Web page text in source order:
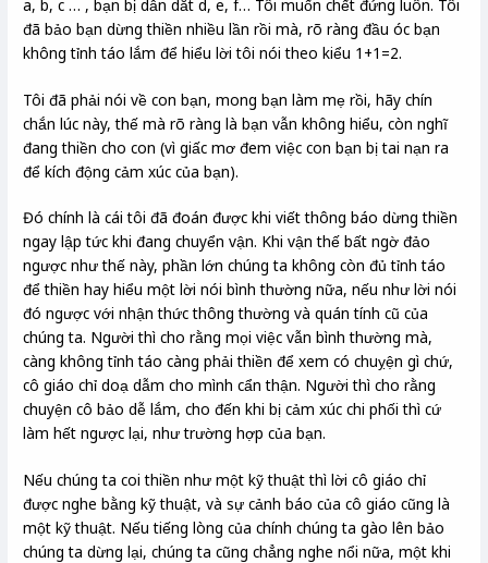
a, b, c … , bạn bị dẫn dắt d, e, f… Tôi muốn chết đứng luôn. Tôi
đã bảo bạn dừng thiền nhiều lần rồi mà, rõ ràng đầu óc bạn
không tỉnh táo lắm để hiểu lời tôi nói theo kiểu 1+1=2.
Tôi đã phải nói về con bạn, mong bạn làm mẹ rồi, hãy chín
chắn lúc này, thế mà rõ ràng là bạn vẫn không hiểu, còn nghĩ
đang thiền cho con (vì giấc mơ đem việc con bạn bị tai nạn ra
để kích động cảm xúc của bạn).
Đó chính là cái tôi đã đoán được khi viết thông báo dừng thiền
ngay lập tức khi đang chuyển vận. Khi vận thế bất ngờ đảo
ngược như thế này, phần lớn chúng ta không còn đủ tỉnh táo
để thiền hay hiểu một lời nói bình thường nữa, nếu như lời nói
đó ngược với nhận thức thông thường và quán tính cũ của
chúng ta. Người thì cho rằng mọi việc vẫn bình thường mà,
càng không tỉnh táo càng phải thiền để xem có chuỵện gì chứ,
cô giáo chỉ doạ dẫm cho mình cẩn thận. Người thì cho rằng
chuyện cô bảo dễ lắm, cho đến khi bị cảm xúc chi phối thì cứ
làm hết ngược lại, như trường hợp của bạn.
Nếu chúng ta coi thiền như một kỹ thuật thì lời cô giáo chỉ
được nghe bằng kỹ thuật, và sự cảnh báo của cô giáo cũng là
một kỹ thuật. Nếu tiếng lòng của chính chúng ta gào lên bảo
chúng ta dừng lại, chúng ta cũng chẳng nghe nổi nữa, một khi